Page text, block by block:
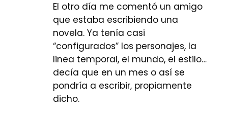
El otro día me comentó un amigo
que estaba escribiendo una
novela. Ya tenía casi
“configurados” los personajes, la
linea temporal, el mundo, el estilo…
decía que en un mes o así se
pondría a escribir, propiamente
dicho.